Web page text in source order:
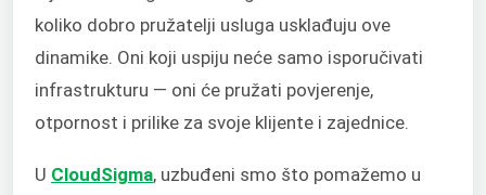
koliko dobro pružatelji usluga usklađuju ove
dinamike. Oni koji uspiju neće samo isporučivati
infrastrukturu — oni će pružati povjerenje,
otpornost i prilike za svoje klijente i zajednice.
U CloudSigma, uzbuđeni smo što pomažemo u